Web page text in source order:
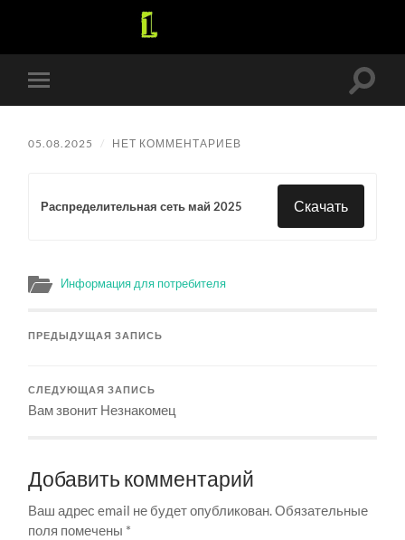
Переключить
мобильное
05.08.2025 / НЕТ КОММЕНТАРИЕВ
Распределительная сеть май 2025 Скачать
Информация для потребителя
ПРЕДЫДУЩАЯ ЗАПИСЬ
СЛЕДУЮЩАЯ ЗАПИСЬ
Вам звонит Незнакомец
Добавить комментарий
Ваш адрес email не будет опубликован.Обязательные
поля помечены *